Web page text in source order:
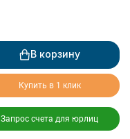
В корзину
Купить в 1 клик
Запрос счета для юрлиц